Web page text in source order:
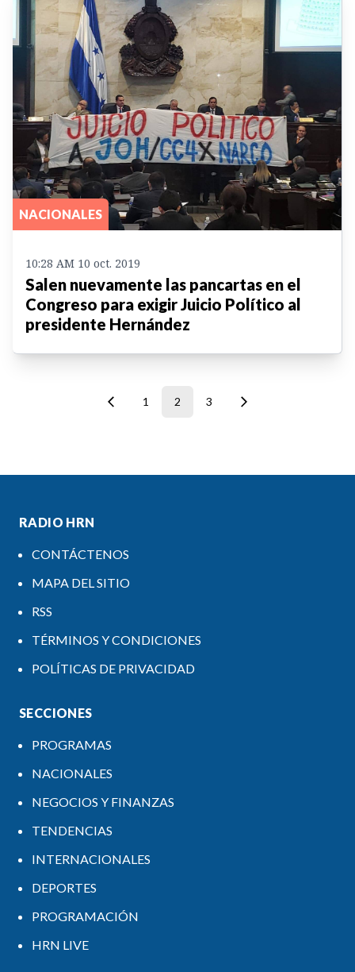
NACIONALES
10:28 AM 10 oct. 2019
Salen nuevamente las pancartas en el
Congreso para exigir Juicio Político al
presidente Hernández
1 2 3
RADIO HRN
CONTÁCTENOS
MAPA DEL SITIO
RSS
TÉRMINOS Y CONDICIONES
POLÍTICAS DE PRIVACIDAD
SECCIONES
PROGRAMAS
NACIONALES
NEGOCIOS Y FINANZAS
TENDENCIAS
INTERNACIONALES
DEPORTES
PROGRAMACIÓN
HRN LIVE